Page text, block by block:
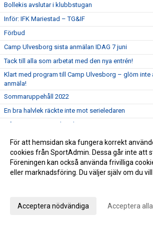
Bollekis avslutar i klubbstugan
Inför: IFK Mariestad – TG&IF
Förbud
Camp Ulvesborg sista anmälan IDAG 7 juni
Tack till alla som arbetat med den nya entrén!
Klart med program till Camp Ulvesborg – glöm inte
anmäla!
Sommaruppehåll 2022
En bra halvlek räckte inte mot serieledaren
Inför: TG&IF – IFK Skövde
Påminnelse Camp Ulvesborg
Johan Åhnborg kliver av uppdraget som Giff-
Ribba ut för TG&IF i Vårgårda
Uddamålsförlust i derbyt
För att hemsidan ska fungera korrekt
cookies från SportAdmin. Dessa går inte att
Föreningen kan också använda frivilliga
eller marknadsföring. Du väljer själv om du
Acceptera nödvändiga Acceptera alla